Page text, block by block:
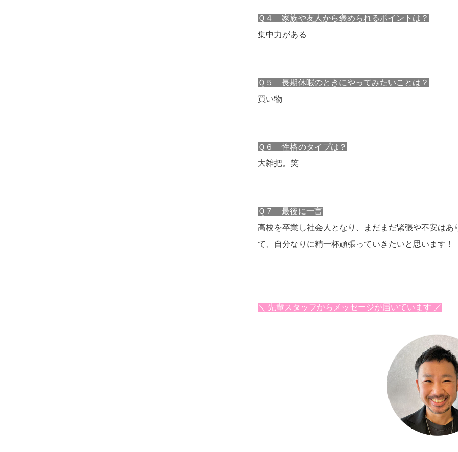
Ｑ４ 家族や友人から褒められるポイントは？
集中力がある
Ｑ５ 長期休暇のときにやってみたいことは？
買い物
Ｑ６ 性格のタイプは？
大雑把。笑
Ｑ７ 最後に一言
高校を卒業し社会人となり、まだまだ緊張や不安は
て、自分なりに精一杯頑張っていきたいと思います！
＼ 先輩スタッフからメッセージが届いています ／